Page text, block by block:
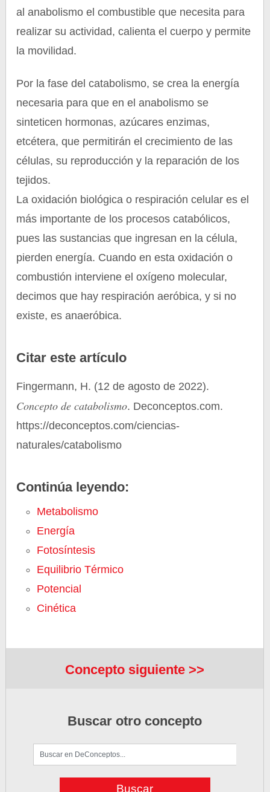
al anabolismo el combustible que necesita para
realizar su actividad, calienta el cuerpo y permite
la movilidad.
Por la fase del catabolismo, se crea la energía
necesaria para que en el anabolismo se
sinteticen hormonas, azúcares enzimas,
etcétera, que permitirán el crecimiento de las
células, su reproducción y la reparación de los
tejidos.
La oxidación biológica o respiración celular es el
más importante de los procesos catabólicos,
pues las sustancias que ingresan en la célula,
pierden energía. Cuando en esta oxidación o
combustión interviene el oxígeno molecular,
decimos que hay respiración aeróbica, y si no
existe, es anaeróbica.
Citar este artículo
Fingermann, H. (12 de agosto de 2022).
Concepto de catabolismo. Deconceptos.com.
https://deconceptos.com/ciencias-
naturales/catabolismo
Continúa leyendo:
Metabolismo
Energía
Fotosíntesis
Equilibrio Térmico
Potencial
Cinética
Concepto siguiente >>
Buscar otro concepto